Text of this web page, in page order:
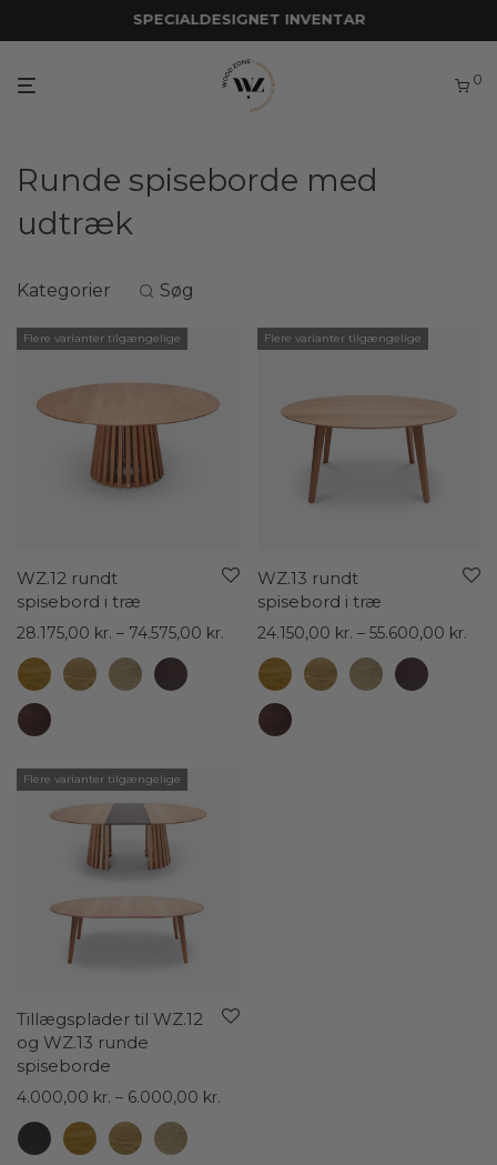
SPECIALDESIGNET INVENTAR
0
Runde spiseborde med
udtræk
Kategorier Søg
Flere varianter tilgængelige
WZ.12 rundt
spisebord i træ
28.175,00 kr. – 74.575,00 kr. Prisinterval:
28.175,00 kr.
74.575,00 kr.
Flere varianter tilgængelige
WZ.13 rundt
spisebord i træ
24.150,00 kr. – 55.600,00 kr.
Flere varianter tilgængelige
Tillægsplader til WZ.12
og WZ.13 runde
spiseborde
4.000,00 kr. – 6.000,00 kr.